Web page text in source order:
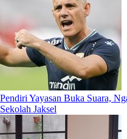
Pendiri Yayasan Buka Suara,
Sekolah Jaksel